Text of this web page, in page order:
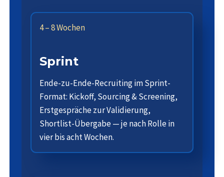
4 – 8 Wochen
Sprint
Ende-zu-Ende-Recruiting im Sprint-
Format: Kickoff, Sourcing & Screening,
Erstgespräche zur Validierung,
Shortlist-Übergabe — je nach Rolle in
vier bis acht Wochen.